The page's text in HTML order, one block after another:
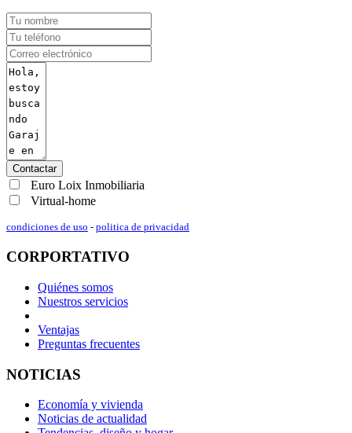
Contactar
Euro Loix Inmobiliaria
Virtual-home
condiciones de uso - politica de privacidad
CORPORTATIVO
Quiénes somos
Nuestros servicios
Ventajas
Preguntas frecuentes
NOTICIAS
Economía y vivienda
Noticias de actualidad